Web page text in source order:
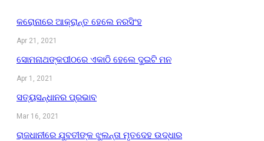
କରୋନାରେ ଆକ୍ରାନ୍ତ ହେଲେ ନରସିଂହ
Apr 21, 2021
ସୋମନାଥଙ୍କପୀଠରେ ଏକାଠି ହେଲେ ଦୁଇଟି ମନ
Apr 1, 2021
ସତ୍ୟସନ୍ଧାନର ପ୍ରଭାବ
Mar 16, 2021
ରାଜଧାନୀରେ ଯୁବତୀଙ୍କ ଝୁଲନ୍ତା ମୃତଦେହ ଉଦ୍ଧାର